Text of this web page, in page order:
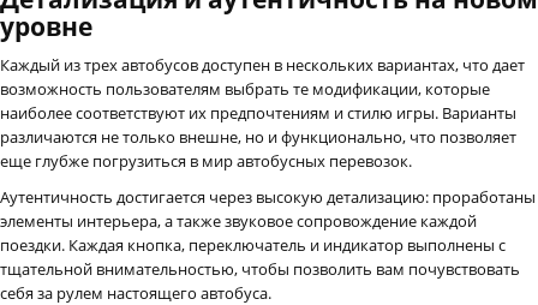
уровне
Каждый из трех автобусов доступен в нескольких вариантах, что дает
возможность пользователям выбрать те модификации, которые
наиболее соответствуют их предпочтениям и стилю игры. Варианты
различаются не только внешне, но и функционально, что позволяет
еще глубже погрузиться в мир автобусных перевозок.
Аутентичность достигается через высокую детализацию: проработаны
элементы интерьера, а также звуковое сопровождение каждой
поездки. Каждая кнопка, переключатель и индикатор выполнены с
тщательной внимательностью, чтобы позволить вам почувствовать
себя за рулем настоящего автобуса.